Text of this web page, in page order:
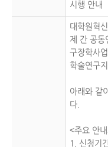
시행 안내
대학원혁
제 간 공동
구장학사
학술연구
아래와 같
다.
<주요 안
1. 신청기